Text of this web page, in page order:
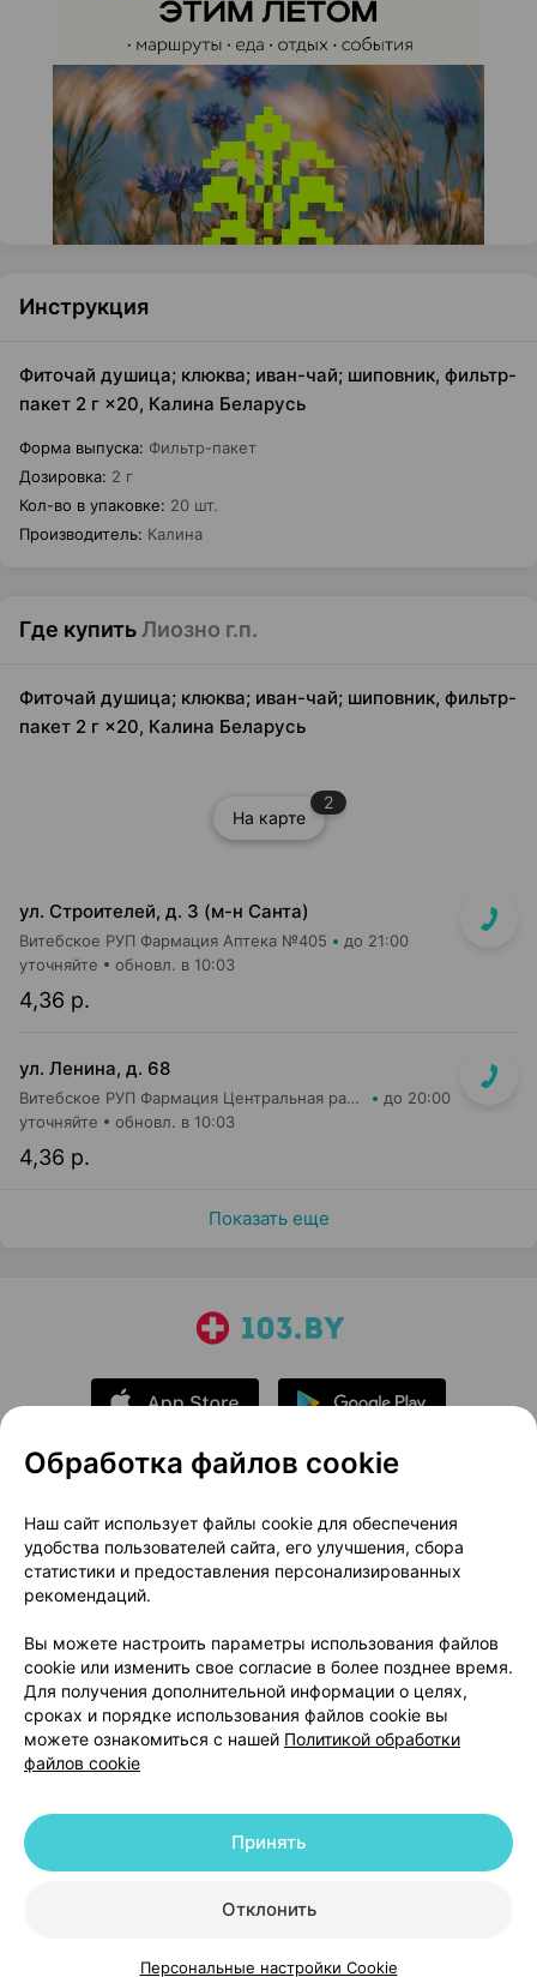
Инструкция
Фиточай душица; клюква; иван-чай; шиповник, фильтр-
пакет 2 г ×20, Калина Беларусь
Форма выпуска: Фильтр-пакет
Дозировка: 2 г
Кол-во в упаковке: 20 шт.
Производитель: Калина
Где купитьЛиозно г.п.
Фиточай душица; клюква; иван-чай; шиповник, фильтр-
пакет 2 г ×20, Калина Беларусь
На карте
2
ул. Строителей, д. 3 (м-н Санта)
Витебское РУП Фармация Аптека №405 до 21:00
4,36 р.
уточняйте обновл. в 10:03
ул. Ленина, д. 68
Витебское РУП Фармация Центральная районная аптека №16 до 20:00
4,36 р.
уточняйте обновл. в 10:03
Показать еще
О проекте
Новости проекта
Размещение рекламы
Медицинский маркетинг
Публичный договор
Доставка
Способы оплаты
Вакансии
Партнеры
Написать руководителю 103.by
Написать в поддержку
Персональные настройки Cookie
© 2026 ООО «Артокс Лаб», УНП 191700409 | 220012, Республика Беларусь,
+375 291212755
Обработка файлов cookie
Наш сайт использует файлы cookie для обеспечения
удобства пользователей сайта, его улучшения, сбора
статистики и предоставления персонализированных
рекомендаций.
Вы можете настроить параметры использования файлов
cookie или изменить свое согласие в более позднее время.
Для получения дополнительной информации о целях,
сроках и порядке использования файлов cookie вы
можете ознакомиться с нашей Политикой обработки
файлов cookie
Отклонить
Принять
Персональные настройки Cookie